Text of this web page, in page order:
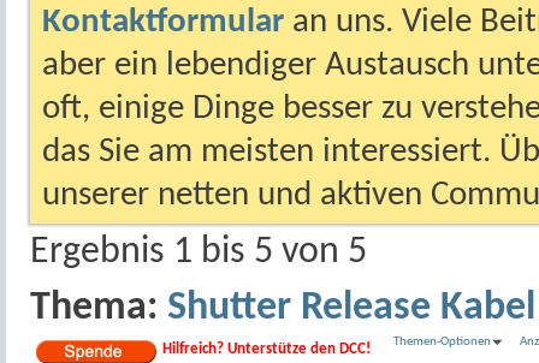
Kontaktformular an uns. Viele
aber ein lebendiger Austausch
oft, einige Dinge besser zu
das Sie am meisten interessiert.
unserer netten und aktiven
Ergebnis 1 bis 5 von 5
Thema: Shutter Release
Hilfreich? Unterstütze den DCC! Themen-Optionen